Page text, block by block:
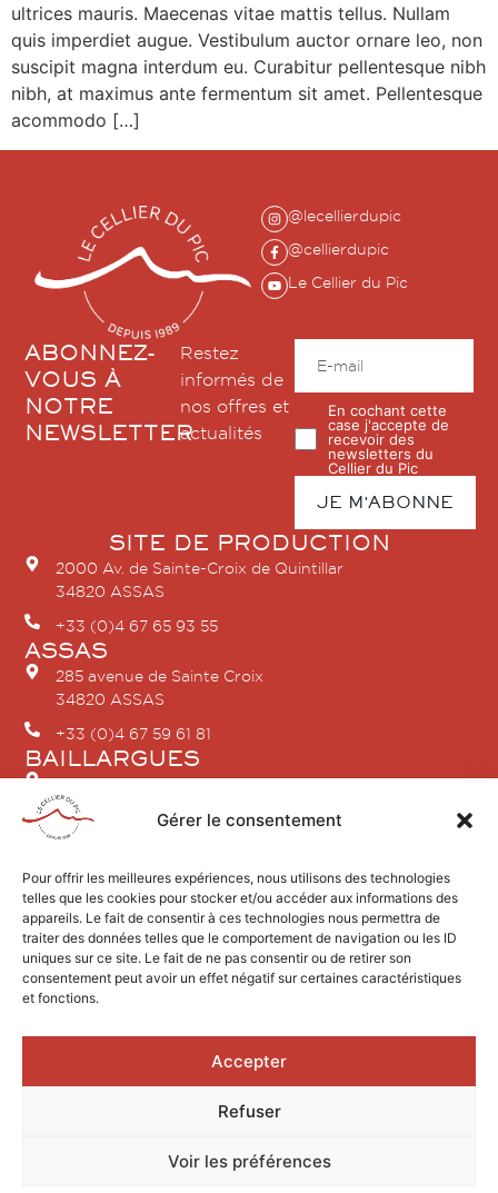
Gérer le consentement
Pour offrir les meilleures expériences, nous utilisons des technologies
telles que les cookies pour stocker et/ou accéder aux informations des
appareils. Le fait de consentir à ces technologies nous permettra de
traiter des données telles que le comportement de navigation ou les ID
uniques sur ce site. Le fait de ne pas consentir ou de retirer son
consentement peut avoir un effet négatif sur certaines caractéristiques
et fonctions.
Accepter
Refuser
Voir les préférences
ultrices mauris. Maecenas vitae mattis tellus. Nullam
quis imperdiet augue. Vestibulum auctor ornare leo, non
suscipit magna interdum eu. Curabitur pellentesque nibh
nibh, at maximus ante fermentum sit amet. Pellentesque
acommodo […]
@lecellierdupic
@cellierdupic
Le Cellier du Pic
ABONNEZ-
VOUS À
NOTRE
NEWSLETTER
Restez
informés de
nos offres et
actualités
En cochant cette
case j'accepte de
recevoir des
newsletters du
Cellier du Pic
SITE DE PRODUCTION
2000 Av. de Sainte-Croix de Quintillar
34820 ASSAS
+33 (0)4 67 65 93 55
ASSAS
285 avenue de Sainte Croix
34820 ASSAS
+33 (0)4 67 59 61 81
BAILLARGUES
2 Rue Jean Vilar
34670 BAILLARGUES
SAINT-GELY-DU-FESC
2 avenue du Pic Saint Loup
34980 SAINT GÉLY DU FESC
+33 (0)4 67 84 21 96
L’ABUS D’ALCOOL EST DANGEREUX POUR LA SANTÉ, À
2026 © Le Cellier du Pic
Design by AGENCEKARACTERE.FR